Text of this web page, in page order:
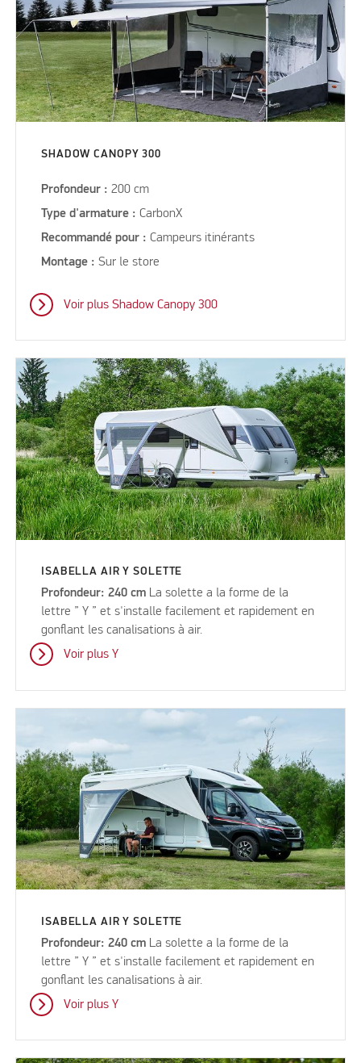
SHADOW CANOPY 300
Profondeur :200 cm
Type d'armature :CarbonX
Recommandé pour :Campeurs itinérants
Montage :Sur le store
Voir plus Shadow Canopy 300
ISABELLA AIR Y SOLETTE
Profondeur: 240 cm La solette a la forme de la
lettre ” Y ” et s'installe facilement et rapidement en
gonflant les canalisations à air.
Voir plus Y
ISABELLA AIR Y SOLETTE
Profondeur: 240 cm La solette a la forme de la
lettre ” Y ” et s'installe facilement et rapidement en
gonflant les canalisations à air.
Voir plus Y